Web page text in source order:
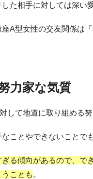
た相手に対しては深い
A型女性の交友関係は
力家な気質
して地道に取り組める努
ことやできないことで
ぎる傾向があるので、で
ことも 。